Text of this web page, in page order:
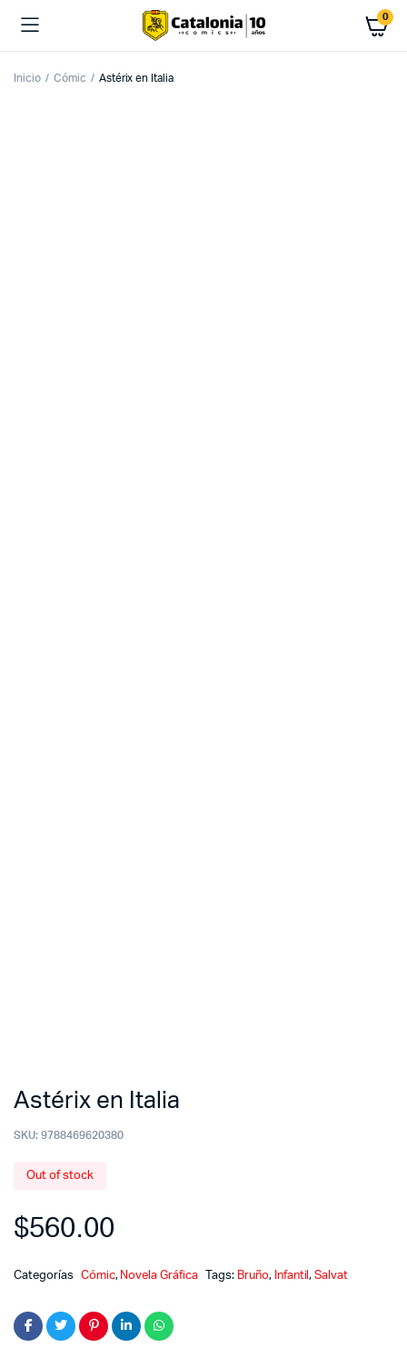
0
Inicio Cómic Astérix en Italia
Astérix en Italia
SKU: 9788469620380
Out of stock
$560.00
Categorías Cómic, Novela Gráfica Tags: Bruño, Infantil,Salvat